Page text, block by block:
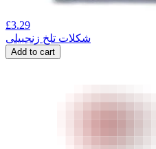
£3.29
شکلات تلخ زنجبیلی
Add to cart